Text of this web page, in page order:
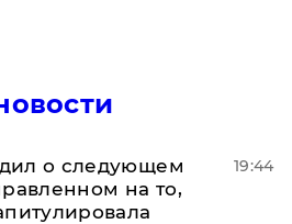
о следующем
на то,
19:44